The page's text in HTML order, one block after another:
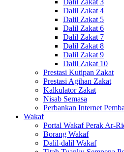
Dalil Zakat 3
Dalil Zakat 4
Dalil Zakat 5
Dalil Zakat 6
Dalil Zakat 7
Dalil Zakat 8
Dalil Zakat 9
Dalil Zakat 10
Prestasi Kutipan Zakat
Prestasi Agihan Zakat
Kalkulator Zakat
Nisab Semasa
Perbankan Internet
Wakaf
Portal Wakaf Perak Ar-
Borang Wakaf
Dalil-dalil Wakaf